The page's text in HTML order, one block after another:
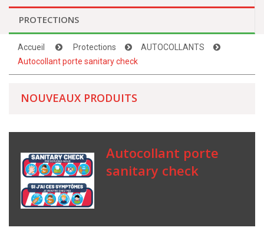
PROTECTIONS
Accueil Protections
AUTOCOLLANTS
Autocollant porte sanitary check
NOUVEAUX PRODUITS
Autocollant porte
sanitary check